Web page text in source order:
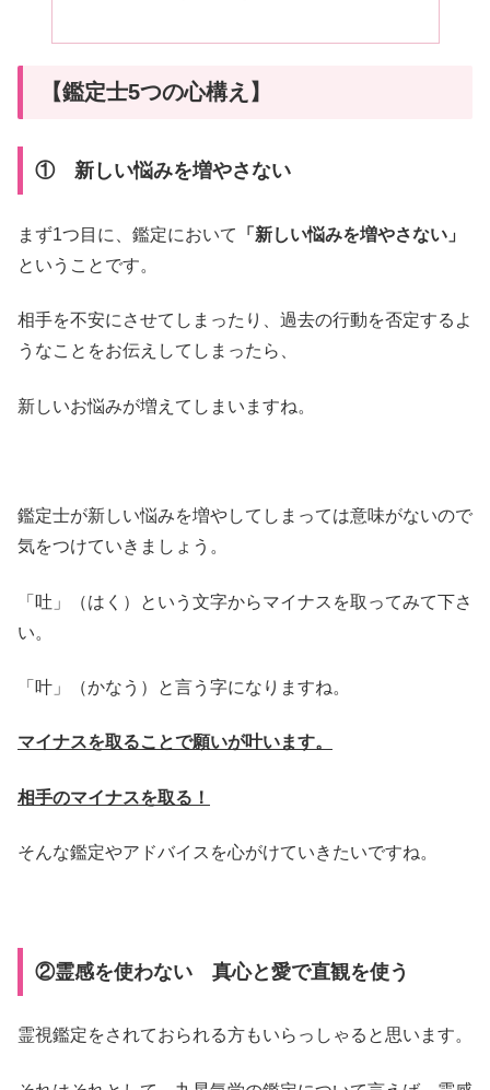
【鑑定士5つの心構え】
① 新しい悩みを増やさない
まず1つ目に、鑑定において
「新しい悩みを増やさない」
ということです。
相手を不安にさせてしまったり、過去の行動を否定するよ
うなことをお伝えしてしまったら、
新しいお悩みが増えてしまいますね。
鑑定士が新しい悩みを増やしてしまっては意味がないので
気をつけていきましょう。
「吐」（はく）という文字からマイナスを取ってみて下さ
い。
「叶」（かなう）と言う字になりますね。
マイナスを取ることで願いが叶います。
相手のマイナスを取る！
そんな鑑定やアドバイスを心がけていきたいですね。
②霊感を使わない 真心と愛で直観を使う
霊視鑑定をされておられる方もいらっしゃると思います。